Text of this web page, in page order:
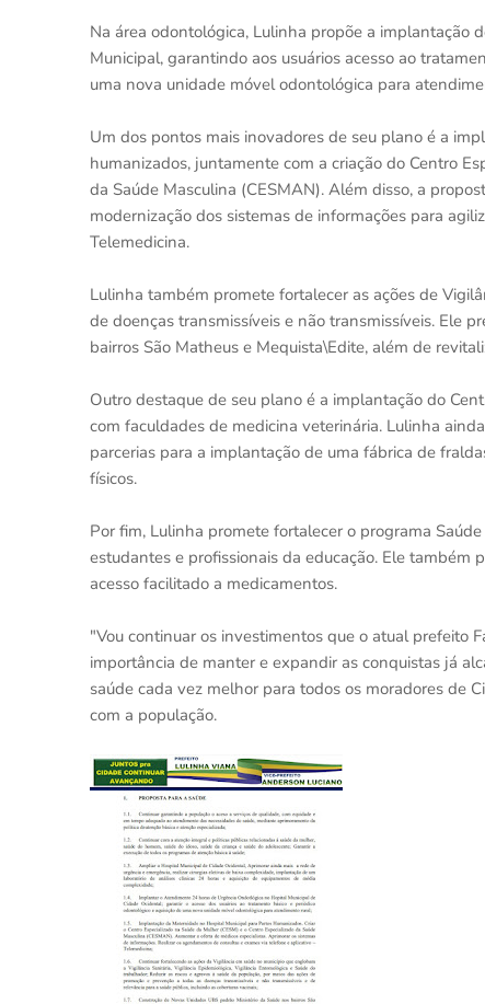
Na área odontológica, Lulinha propõe a
Municipal, garantindo aos usuários acesso ao
uma nova unidade móvel odontológica para
Um dos pontos mais inovadores de seu plano é a
humanizados, juntamente com a criação do Centro
da Saúde Masculina (CESMAN). Além disso, a
modernização dos sistemas de informações para
Telemedicina.
Lulinha também promete fortalecer as ações de
de doenças transmissíveis e não transmissíveis. Ele
bairros São Matheus e Mequista\Edite, além de
Outro destaque de seu plano é a implantação do
com faculdades de medicina veterinária. Lulinha
parcerias para a implantação de uma fábrica de
físicos.
Por fim, Lulinha promete fortalecer o programa
estudantes e profissionais da educação. Ele
acesso facilitado a medicamentos.
"Vou continuar os investimentos que o atual prefeito
importância de manter e expandir as conquistas já
saúde cada vez melhor para todos os moradores de
com a população.